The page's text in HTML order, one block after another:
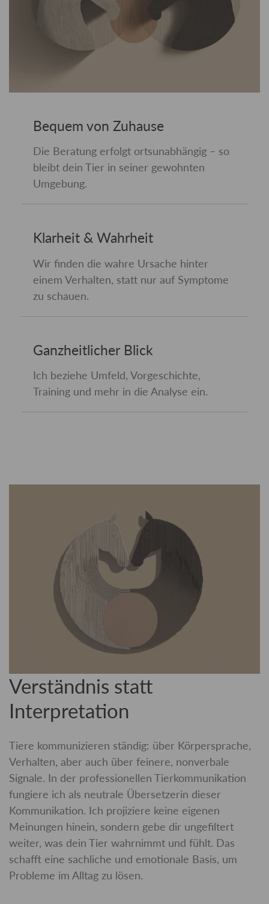
Bequem von Zuhause
Die Beratung erfolgt ortsunabhängig – so
bleibt dein Tier in seiner gewohnten
Umgebung.
Klarheit & Wahrheit
Wir finden die wahre Ursache hinter
einem Verhalten, statt nur auf Symptome
zu schauen.
Ganzheitlicher Blick
Ich beziehe Umfeld, Vorgeschichte,
Training und mehr in die Analyse ein.
Verständnis statt
Interpretation
Tiere kommunizieren ständig: über Körpersprache,
Verhalten, aber auch über feinere, nonverbale
Signale. In der professionellen Tierkommunikation
fungiere ich als neutrale Übersetzerin dieser
Kommunikation. Ich projiziere keine eigenen
Meinungen hinein, sondern gebe dir ungefiltert
weiter, was dein Tier wahrnimmt und fühlt. Das
schafft eine sachliche und emotionale Basis, um
Probleme im Alltag zu lösen.